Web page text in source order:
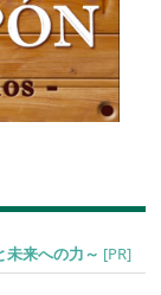
未来への力～ [PR]